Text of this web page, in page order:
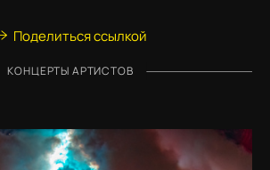
Поделиться ссылкой
КОНЦЕРТЫ АРТИСТОВ